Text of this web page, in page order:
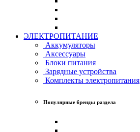
ЭЛЕКТРОПИТАНИЕ
Аккумуляторы
Аксессуары
Блоки питания
Зарядные устройства
Комплекты электропитания
Популярные бренды раздела